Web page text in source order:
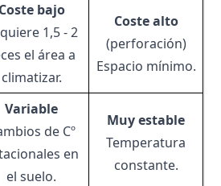
Coste bajo
1,5 - 2
el área a
climatizar.
Coste alto
(perforación)
Espacio mínimo.
Variable
de Cº
en
el suelo.
Muy estable
Temperatura
constante.